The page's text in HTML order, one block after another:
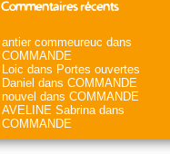
Commentaires récents
antier commeureuc dans
COMMANDE
Loic dans Portes ouvertes
Daniel dansCOMMANDE
nouvel dansCOMMANDE
AVELINE Sabrinadans
COMMANDE